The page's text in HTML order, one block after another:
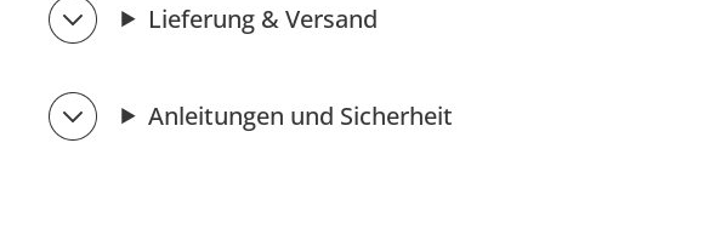
Lieferung & Versand
Anleitungen und Sicherheit